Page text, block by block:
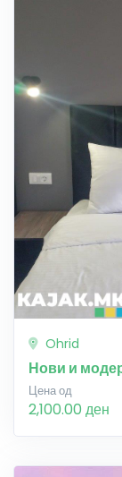
Ohrid
Нови и
Цена од
2,100.00 ден